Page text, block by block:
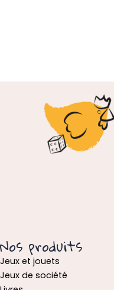
Nos produits
Jeux et jouets
Jeux de société